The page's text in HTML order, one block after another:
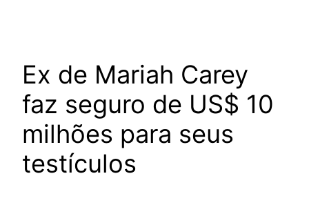
Ex de Mariah Carey
faz seguro de US$ 10
milhões para seus
testículos